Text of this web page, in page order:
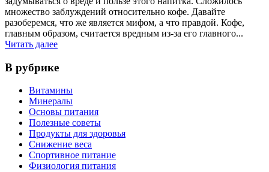
множество заблуждений относительно кофе. Давайте
разоберемся, что же является мифом, а что правдой. Кофе,
главным образом, считается вредным из-за его главного...
Читать далее
В рубрике
Витамины
Минералы
Основы питания
Полезные советы
Продукты для здоровья
Снижение веса
Спортивное питание
Физиология питания